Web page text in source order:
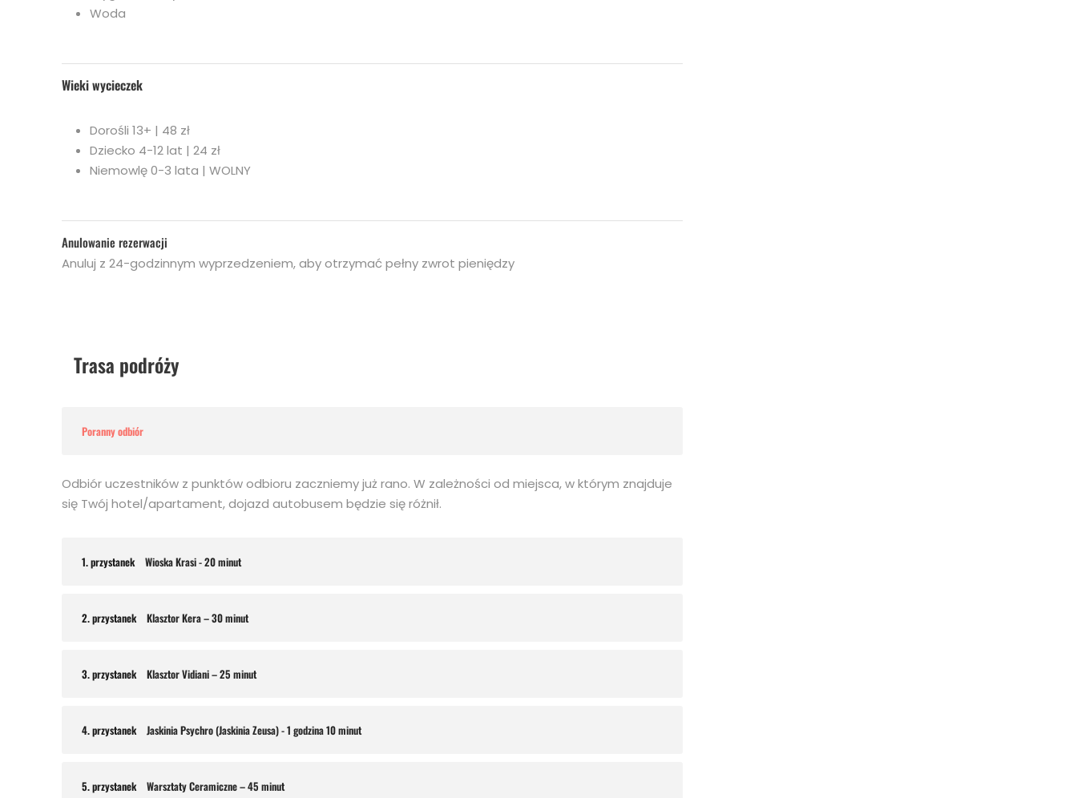
Woda
Wieki wycieczek
Dorośli 13+ | 48 zł
Dziecko 4-12 lat | 24 zł
Niemowlę 0-3 lata | WOLNY
Anulowanie rezerwacji
Anuluj z 24-godzinnym wyprzedzeniem, aby otrzymać pełny zwrot pieniędzy
Trasa podróży
Poranny odbiór
Odbiór uczestników z punktów odbioru zaczniemy już rano. W zależności od miejsca, w którym znajduje
się Twój hotel/apartament, dojazd autobusem będzie się różnił.
1. przystanek Wioska Krasi - 20 minut
2. przystanek Klasztor Kera – 30 minut
3. przystanek Klasztor Vidiani – 25 minut
4. przystanek Jaskinia Psychro (Jaskinia Zeusa) - 1 godzina 10 minut
5. przystanek Warsztaty Ceramiczne – 45 minut